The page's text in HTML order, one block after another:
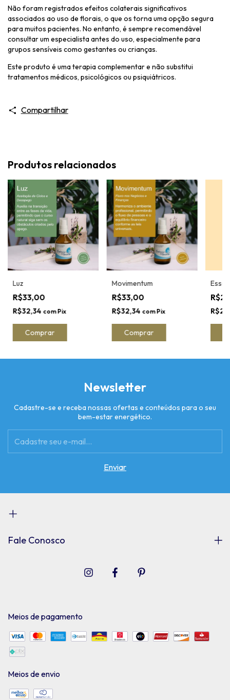
Não foram registrados efeitos colaterais significativos
associados ao uso de florais, o que os torna uma opção segura
para muitos pacientes. No entanto, é sempre recomendável
consultar um especialista antes do uso, especialmente para
grupos sensíveis como gestantes ou crianças.
Este produto é uma terapia complementar e não substitui
tratamentos médicos, psicológicos ou psiquiátricos.
Compartilhar
Produtos relacionados
Luz
R$33,00
R$32,34 comPix
Movimentum
R$33,00
R$32,34 comPix
Newsletter
Cadastre-se e receba nossas ofertas e conteúdos para o seu
bem-estar energético.
Fale Conosco
Meios de pagamento
Meios de envio